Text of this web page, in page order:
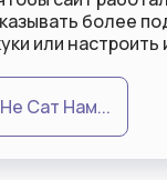
более
или настроить
Не Сат Нам...